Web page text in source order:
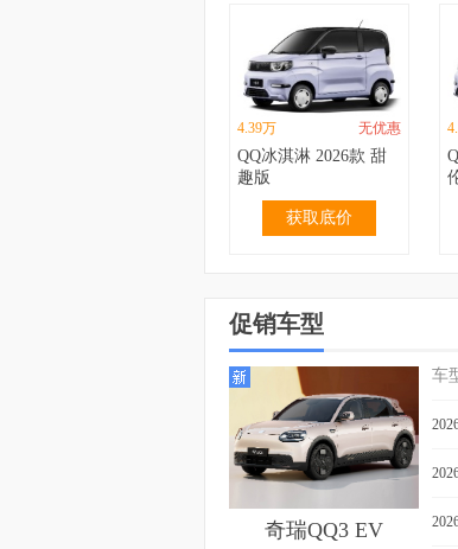
4.39万 无优惠
QQ冰淇淋 2026款 甜
趣版
获取底价
2.99万
QQ冰淇淋 2024款 青
春版 120km 奶昔
获取底价
促销车型
奇瑞QQ3 EV
车